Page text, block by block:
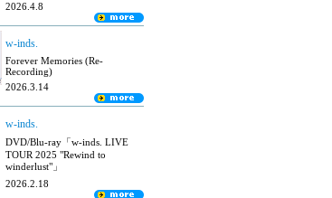
2026.4.8
w-inds.
Forever Memories (Re-
Recording)
2026.3.14
w-inds.
DVD/Blu-ray「w-inds. LIVE
TOUR 2025 "Rewind to
winderlust"」
2026.2.18